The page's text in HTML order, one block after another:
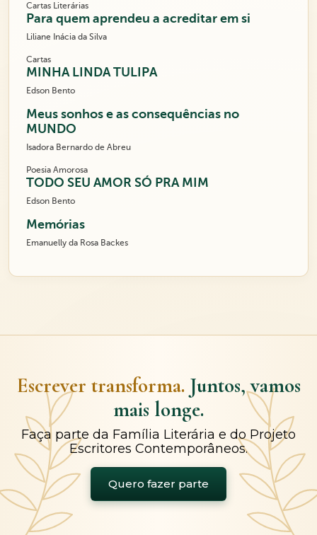
Cartas Literárias
Para quem aprendeu a acreditar em si
Liliane Inácia da Silva
Cartas
MINHA LINDA TULIPA
Edson Bento
Meus sonhos e as consequências no
MUNDO
Isadora Bernardo de Abreu
Poesia Amorosa
TODO SEU AMOR SÓ PRA MIM
Edson Bento
Memórias
Emanuelly da Rosa Backes
Escrever transforma. Juntos, vamos
mais longe.
Faça parte da Família Literária e do Projeto
Escritores Contemporâneos.
Quero fazer parte